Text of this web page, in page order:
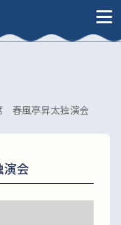
春風亭昇太独演会
会